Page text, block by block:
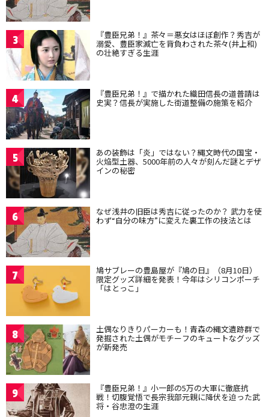
3 『豊臣兄弟！』茶々＝悪女はほぼ創作？秀吉が
溺愛、豊臣家滅亡を背負わされた茶々(井上和)
の壮絶すぎる生涯
4 『豊臣兄弟！』で描かれた織田信長の道普請は
史実？信長が実施した街道整備の施策を紹介
5 あの装飾は「炎」ではない？縄文時代の国宝・
火焔型土器、5000年前の人々が刻んだ謎とデザ
インの秘密
6 なぜ浅井の旧臣は秀吉に従ったのか？ 武力を使
わず“自分の味方”に変えた裏工作の技法とは
7 鳩サブレーの豊島屋が『鳩の日』（8月10日）
限定グッズ詳細を発表！今年はシリコンポーチ
「はとっこ」
8 土偶なりきりパーカーも！青森の縄文遺跡群で
発掘された土偶がモチーフのキュートなグッズ
が新発売
9 『豊臣兄弟！』小一郎の5万の大軍に徹底抗
戦！切腹覚悟で長宗我部元親に降伏を迫った武
将・谷忠澄の生涯